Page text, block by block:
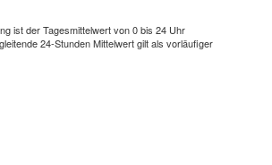
ist der Tagesmittelwert von 0 bis 24 Uhr
24-Stunden Mittelwert gilt als vorläufiger